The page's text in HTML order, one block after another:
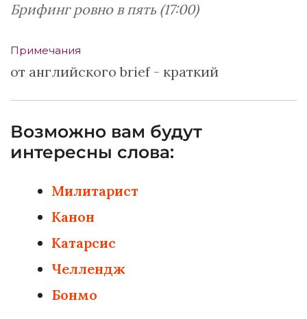
Брифинг ровно в пять (17:00)
Примечания
от английского brief - краткий
Возможно вам будут
интересны слова:
Милитарист
Канон
Катарсис
Челлендж
Бонмо